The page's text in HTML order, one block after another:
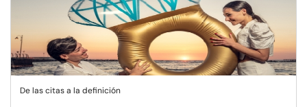
De las citas a la definición